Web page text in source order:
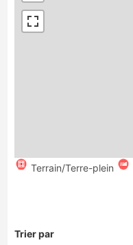
Terrain/Terre-plein
Trier par